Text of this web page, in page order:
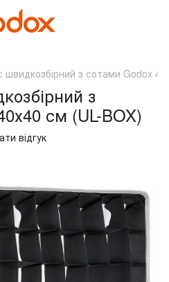
швидкозбірний з сотами Godox
з
см (UL-BOX)
відгук